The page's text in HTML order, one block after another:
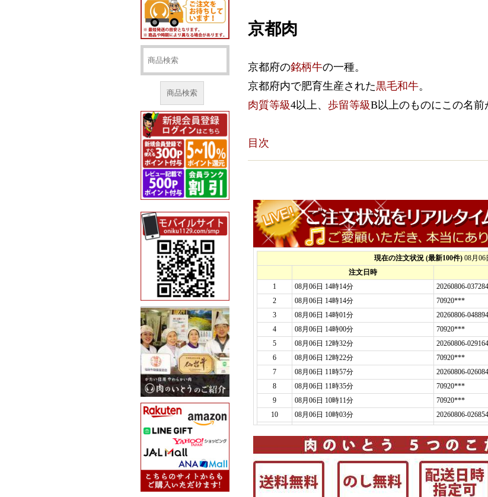
商品検索
京都肉
京都府の銘柄牛の一種。
京都府内で肥育生産された黒毛和牛。
肉質等級4以上、 歩留等級B以上のものにこの名前
目次